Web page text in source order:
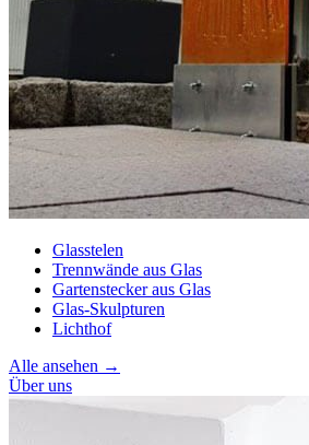
Glasstelen
Trennwände aus Glas
Gartenstecker aus Glas
Glas-Skulpturen
Lichthof
Alle ansehen →
Über uns